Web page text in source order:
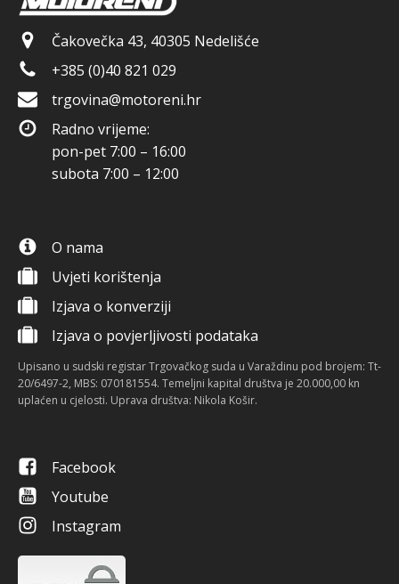
Čakovečka 43, 40305 Nedelišće
+385 (0)40 821 029
trgovina@motoreni.hr
Radno vrijeme:
pon-pet 7:00 – 16:00
subota 7:00 – 12:00
O nama
Uvjeti korištenja
Izjava o konverziji
Izjava o povjerljivosti podataka
Upisano u sudski registar Trgovačkog suda u Varaždinu pod brojem: Tt-
20/6497-2, MBS: 070181554. Temeljni kapital društva je 20.000,00 kn
uplaćen u cjelosti. Uprava društva: Nikola Košir.
Facebook
Youtube
Instagram